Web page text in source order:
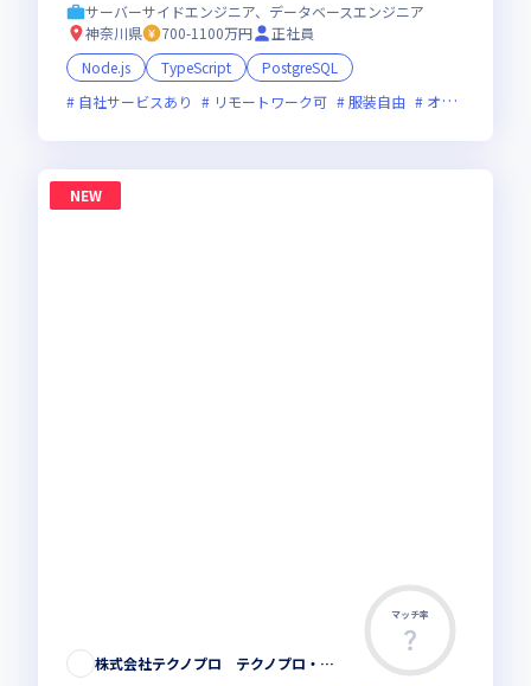
サーバーサイドエンジニア、データベースエンジニア
神奈川県
700-1100万円
正社員
Node.js
TypeScript
PostgreSQL
自社サービスあり
リモートワーク可 服装自由 オンライン選考可
NEW
マッチ率
株式会社テクノプロ テクノプロ・エンジニアリング社